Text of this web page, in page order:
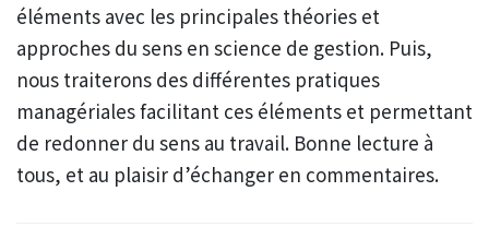
éléments avec les principales théories et
approches du sens en science de gestion. Puis,
nous traiterons des différentes pratiques
managériales facilitant ces éléments et permettant
de redonner du sens au travail. Bonne lecture à
tous, et au plaisir d’échanger en commentaires.